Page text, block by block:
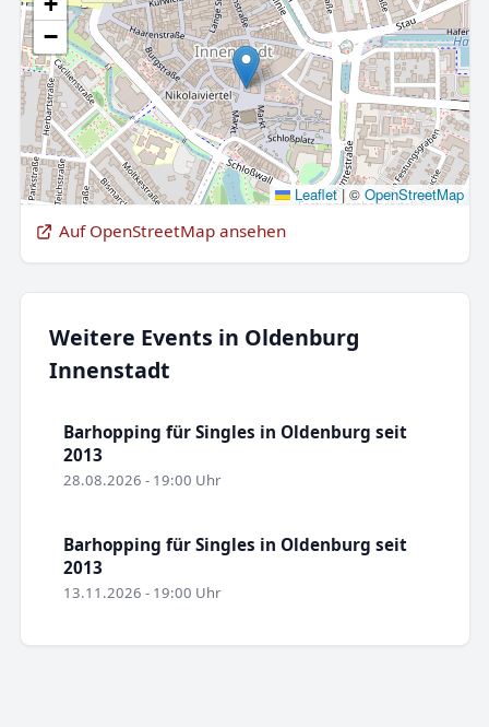
−
Leaflet |© OpenStreetMap
Auf OpenStreetMap ansehen
Weitere Events in Oldenburg
Innenstadt
Barhopping für Singles in Oldenburg seit
2013
28.08.2026 - 19:00 Uhr
Barhopping für Singles in Oldenburg seit
2013
13.11.2026 - 19:00 Uhr